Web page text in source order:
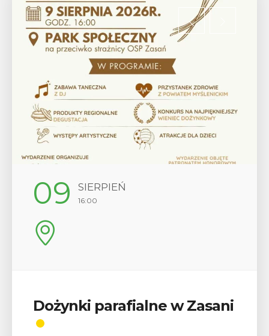
w Zasani
Wykład „Jak